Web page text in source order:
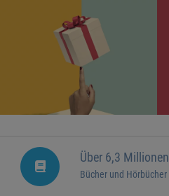
Über 6,3 Millionen
Bücher und Hörbücher